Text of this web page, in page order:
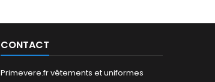
poches intérieures, fermées par zip
poches
CONTACT
Primevere.fr vêtements et uniformes